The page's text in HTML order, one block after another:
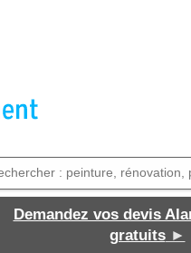
Demandez vos devis
gratuits►